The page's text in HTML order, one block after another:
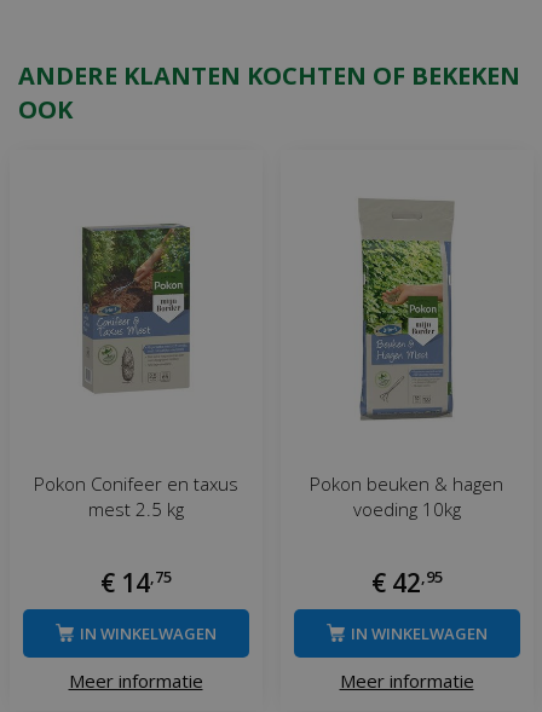
ANDERE KLANTEN KOCHTEN OF BEKEKEN
OOK
Pokon Conifeer en taxus
mest 2.5 kg
€ 14,75
Meer informatie
IN WINKELWAGEN
Pokon beuken & hagen
voeding 10kg
€ 42,95
Meer informatie
IN WINKELWAGEN